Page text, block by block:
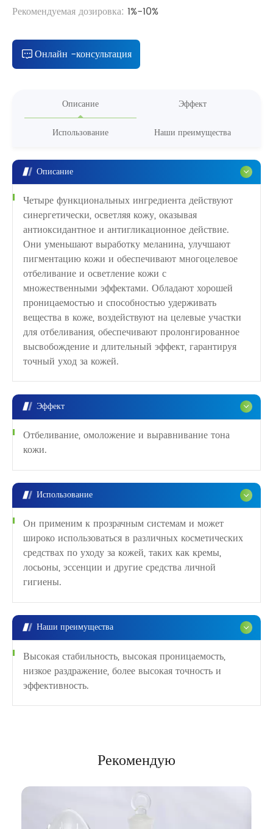
Рекомендуемая дозировка: 1%-10%
Онлайн -консультация
Описание Эффект
Использование Наши преимущества
Описание
Четыре функциональных ингредиента действуют
синергетически, осветляя кожу, оказывая
антиоксидантное и антигликационное действие.
Они уменьшают выработку меланина, улучшают
пигментацию кожи и обеспечивают многоцелевое
отбеливание и осветление кожи с
множественными эффектами. Обладают хорошей
проницаемостью и способностью удерживать
вещества в коже, воздействуют на целевые участки
для отбеливания, обеспечивают пролонгированное
высвобождение и длительный эффект, гарантируя
точный уход за кожей.
Эффект
Отбеливание, омоложение и выравнивание тона
кожи.
Использование
Он применим к прозрачным системам и может
широко использоваться в различных косметических
средствах по уходу за кожей, таких как кремы,
лосьоны, эссенции и другие средства личной
гигиены.
Наши преимущества
Высокая стабильность, высокая проницаемость,
низкое раздражение, более высокая точность и
эффективность.
Рекомендую